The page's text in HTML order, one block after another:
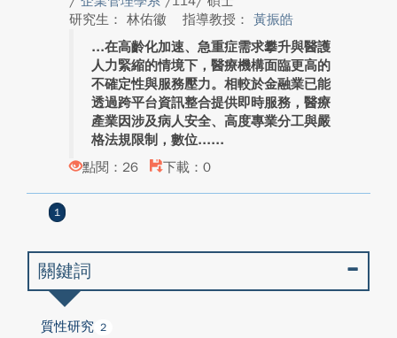
研究生： 林佑徽
指導教授： 黃振皓
在高齡化加速、急重症需求攀升與醫護
人力緊縮的情境下，醫療機構面臨更高的
不確定性與服務壓力。相較於金融業已能
透過跨平台資訊整合提供即時服務，醫療
產業因涉及病人安全、高度專業分工與嚴
格法規限制，數位...
點閱：26
下載：0
1
關鍵詞
質性研究 2